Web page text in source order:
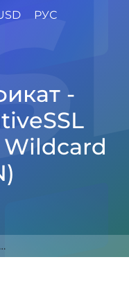
РУС
-
Sectigo SSL